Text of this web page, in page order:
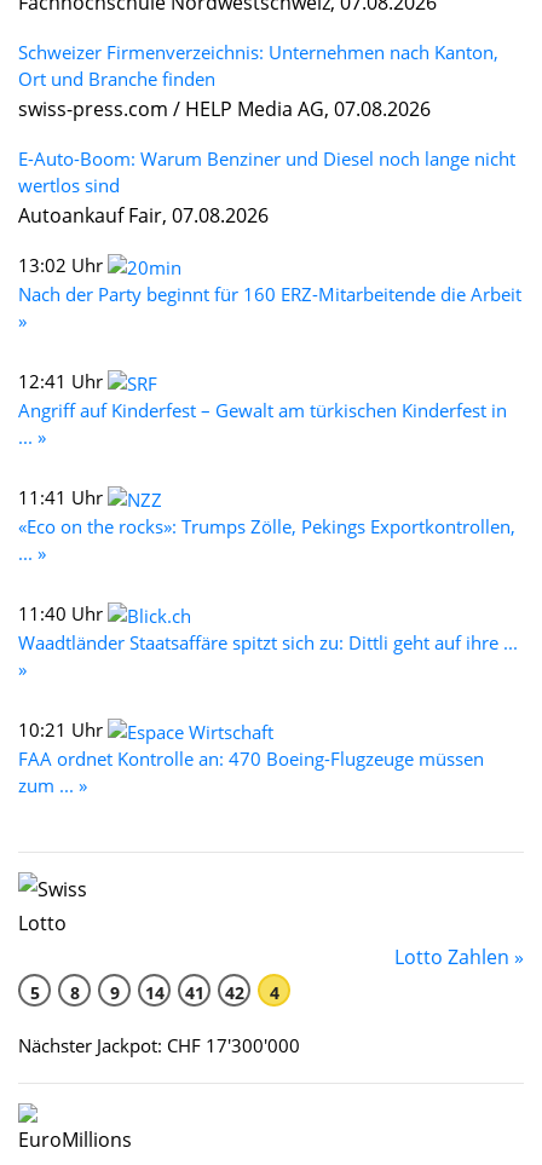
Schweizer Firmenverzeichnis: Unternehmen nach Kanton,
Ort und Branche finden
swiss-press.com / HELP Media AG, 07.08.2026
E-Auto-Boom: Warum Benziner und Diesel noch lange nicht
wertlos sind
Autoankauf Fair, 07.08.2026
13:02 Uhr
Nach der Party beginnt für 160 ERZ-Mitarbeitende die Arbeit
»
12:41 Uhr
Angriff auf Kinderfest – Gewalt am türkischen Kinderfest in
... »
11:41 Uhr
«Eco on the rocks»: Trumps Zölle, Pekings Exportkontrollen,
... »
11:40 Uhr
Waadtländer Staatsaffäre spitzt sich zu: Dittli geht auf ihre ...
»
10:21 Uhr
FAA ordnet Kontrolle an: 470 Boeing-Flugzeuge müssen
zum ... »
Lotto Zahlen »
5 8 9 14 41 42 4
Nächster Jackpot: CHF 17'300'000